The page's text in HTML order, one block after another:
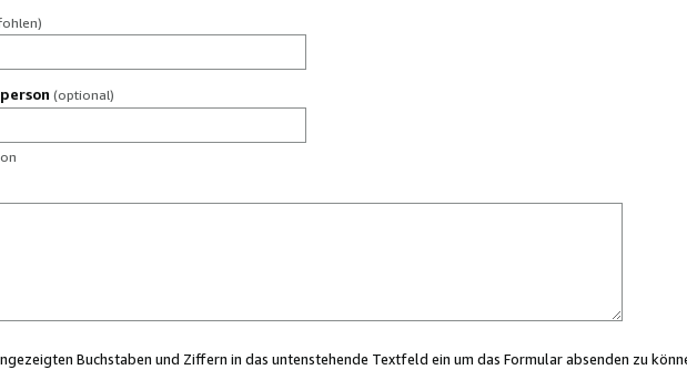
(optional)
Buchstaben und Ziffern in das untenstehende Textfeld ein um das Formular absenden zu